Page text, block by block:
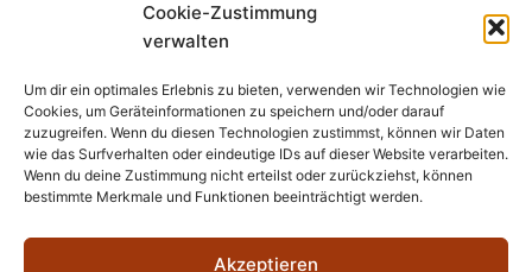
Cookie-Zustimmung
verwalten
Um dir ein optimales Erlebnis zu bieten, verwenden wir Technologien wie
Cookies, um Geräteinformationen zu speichern und/oder darauf
zuzugreifen. Wenn du diesen Technologien zustimmst, können wir Daten
wie das Surfverhalten oder eindeutige IDs auf dieser Website verarbeiten.
Wenn du deine Zustimmung nicht erteilst oder zurückziehst, können
bestimmte Merkmale und Funktionen beeinträchtigt werden.
Akzeptieren
Folgen Sie uns auf unseren Social Media